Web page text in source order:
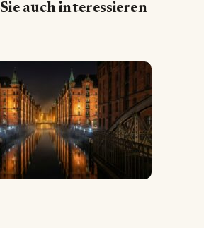
auch interessieren